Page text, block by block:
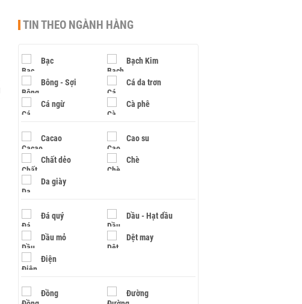
TIN THEO NGÀNH HÀNG
Bạc Bạch Kim
Bông - Sợi Cá da trơn
Cá ngừ Cà phê
Cacao Cao su
Chất dẻo Chè
Da giày
Đá quý Dầu - Hạt dầu
Dầu mỏ Dệt may
Điện
Đồng Đường